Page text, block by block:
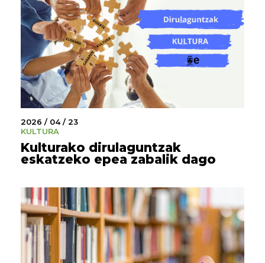
2026 / 04 / 23
KULTURA
Kulturako dirulaguntzak
eskatzeko epea zabalik dago